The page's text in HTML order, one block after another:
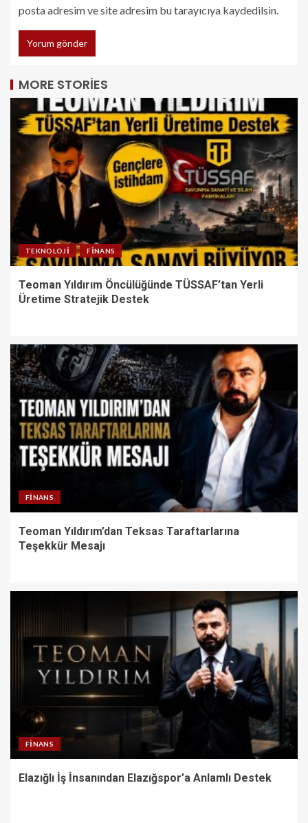
posta adresim ve site adresim bu tarayıcıya kaydedilsin.
MORE STORIES
TEKNOLOJI FINANS
Teoman Yıldırım Öncülüğünde TÜSSAF’tan Yerli
Üretime Stratejik Destek
FINANS
Teoman Yıldırım’dan Teksas Taraftarlarına
Teşekkür Mesajı
FINANS
Elazığlı İş İnsanından Elazığspor’a Anlamlı Destek